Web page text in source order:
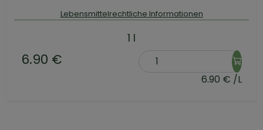
Lebensmittelrechtliche Informationen
1 l
6.90 €
6.90 € /L